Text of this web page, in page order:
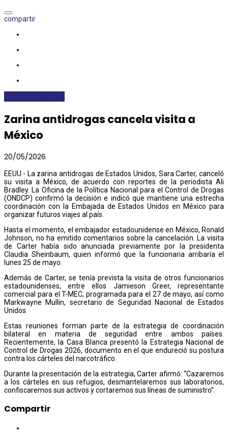
compartir
Zarina antidrogas cancela visita a
México
20/05/2026
EEUU.- La zarina antidrogas de Estados Unidos, Sara Carter, canceló
su visita a México, de acuerdo con reportes de la periodista Ali
Bradley. La Oficina de la Política Nacional para el Control de Drogas
(ONDCP) confirmó la decisión e indicó que mantiene una estrecha
coordinación con la Embajada de Estados Unidos en México para
organizar futuros viajes al país.
Hasta el momento, el embajador estadounidense en México, Ronald
Johnson, no ha emitido comentarios sobre la cancelación. La visita
de Carter había sido anunciada previamente por la presidenta
Claudia Sheinbaum, quien informó que la funcionaria arribaría el
lunes 25 de mayo.
Además de Carter, se tenía prevista la visita de otros funcionarios
estadounidenses, entre ellos Jamieson Greer, representante
comercial para el T-MEC, programada para el 27 de mayo, así como
Markwayne Mullin, secretario de Seguridad Nacional de Estados
Unidos.
Estas reuniones forman parte de la estrategia de coordinación
bilateral en materia de seguridad entre ambos países.
Recientemente, la Casa Blanca presentó la Estrategia Nacional de
Control de Drogas 2026, documento en el que endureció su postura
contra los cárteles del narcotráfico.
Durante la presentación de la estrategia, Carter afirmó: “Cazaremos
a los cárteles en sus refugios, desmantelaremos sus laboratorios,
confiscaremos sus activos y cortaremos sus líneas de suministro”.
Compartir